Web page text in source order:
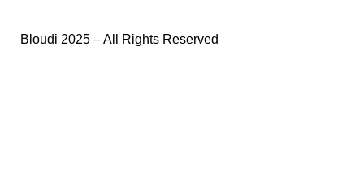
Bloudi 2025 – All Rights Reserved